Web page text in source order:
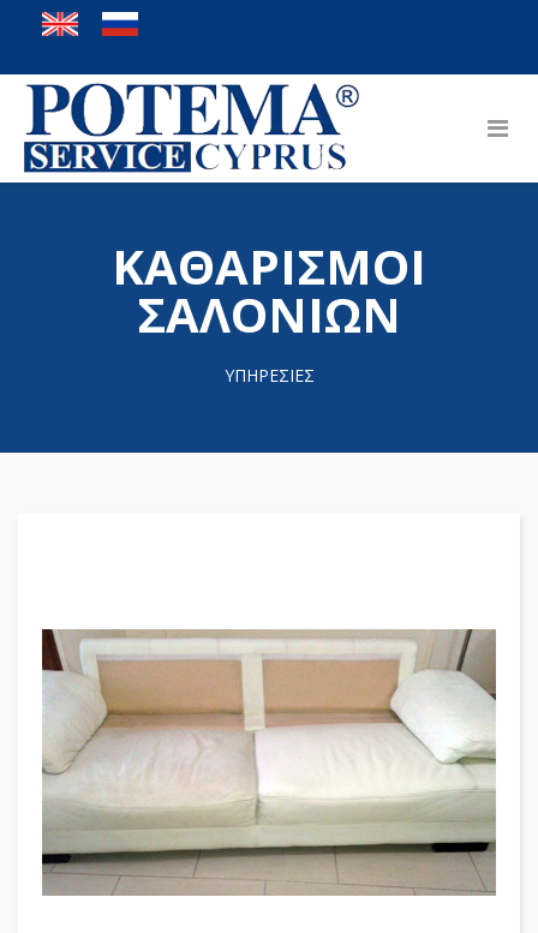
ΚΑΘΑΡΙΣΜΟΙ
ΣΑΛΟΝΙΩΝ
ΥΠΗΡΕΣΙΕΣ